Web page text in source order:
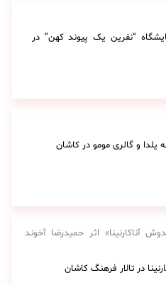
“نفرین یک پیوند کهن” در
یلدا و گالری مومو در کاشان
آناکارنینا» اثر حمیدرضا آخوند
در تالار فرهنگ کاشان